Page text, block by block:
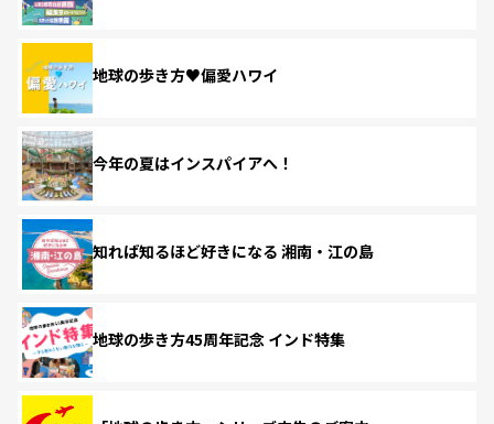
地球の歩き方♥偏愛ハワイ
今年の夏はインスパイアへ！
知れば知るほど好きになる 湘南・江の島
地球の歩き方45周年記念 インド特集